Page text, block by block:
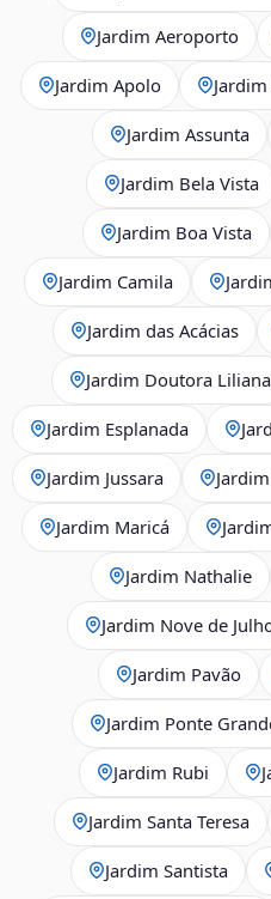
Jardim Aeroporto
Jardim Apolo
Jardim Assunta
Jardim Bela Vista
Jardim Boa Vista
Jardim Camila
Jardim das Acácias
Jardim Doutora Liliana
Jardim Esplanada
Jardim Jussara
Jardim Maricá
Jardim Nathalie
Jardim Nove de
Jardim Pavão
Jardim Ponte
Jardim Rubi
Jardim Santa Teresa
Jardim Santista